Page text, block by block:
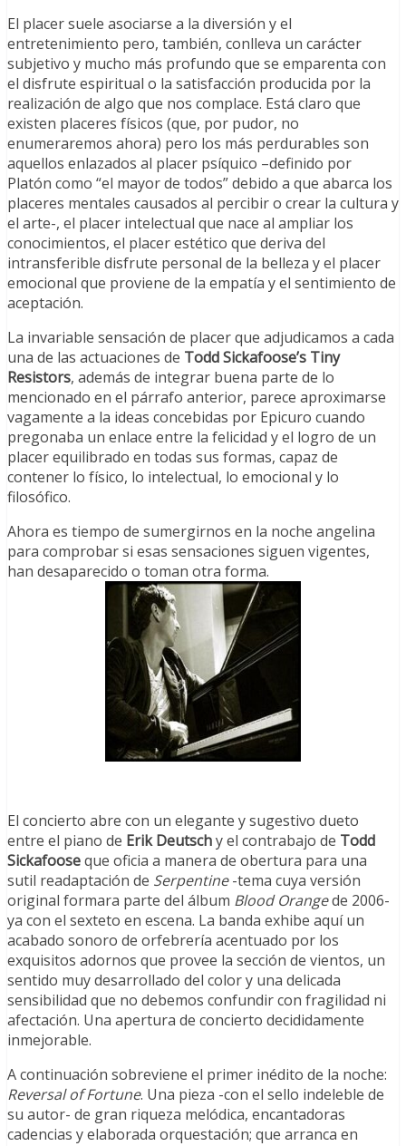
El placer suele asociarse a la diversión y el
entretenimiento pero, también, conlleva un carácter
subjetivo y mucho más profundo que se emparenta con
el disfrute espiritual o la satisfacción producida por la
realización de algo que nos complace. Está claro que
existen placeres físicos (que, por pudor, no
enumeraremos ahora) pero los más perdurables son
aquellos enlazados al placer psíquico –definido por
Platón como “el mayor de todos” debido a que abarca los
placeres mentales causados al percibir o crear la cultura y
el arte-, el placer intelectual que nace al ampliar los
conocimientos, el placer estético que deriva del
intransferible disfrute personal de la belleza y el placer
emocional que proviene de la empatía y el sentimiento de
aceptación.
La invariable sensación de placer que adjudicamos a cada
una de las actuaciones de Todd Sickafoose’s Tiny
Resistors, además de integrar buena parte de lo
mencionado en el párrafo anterior, parece aproximarse
vagamente a la ideas concebidas por Epicuro cuando
pregonaba un enlace entre la felicidad y el logro de un
placer equilibrado en todas sus formas, capaz de
contener lo físico, lo intelectual, lo emocional y lo
filosófico.
Ahora es tiempo de sumergirnos en la noche angelina
para comprobar si esas sensaciones siguen vigentes,
han desaparecido o toman otra forma.
El concierto abre con un elegante y sugestivo dueto
entre el piano de Erik Deutschy el contrabajo de Todd
Sickafooseque oficia a manera de obertura para una
sutil readaptación de Serpentine-tema cuya versión
original formara parte del álbum Blood Orangede 2006-
ya con el sexteto en escena. La banda exhibe aquí un
acabado sonoro de orfebrería acentuado por los
exquisitos adornos que provee la sección de vientos, un
sentido muy desarrollado del color y una delicada
sensibilidad que no debemos confundir con fragilidad ni
afectación. Una apertura de concierto decididamente
inmejorable.
A continuación sobreviene el primer inédito de la noche:
Reversal of Fortune. Una pieza -con el sello indeleble de
su autor- de gran riqueza melódica, encantadoras
cadencias y elaborada orquestación; que arranca en